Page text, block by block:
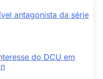
antagonista da série
do DCU em